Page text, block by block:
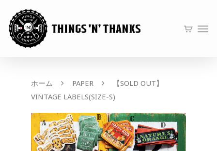
ホーム PAPER
【SOLD OUT】
VINTAGE LABELS(SIZE-S)